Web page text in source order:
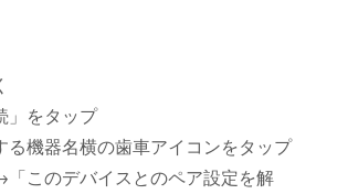
」をタップ
る機器名横の歯車アイコンをタップ
「このデバイスとのペア設定を解